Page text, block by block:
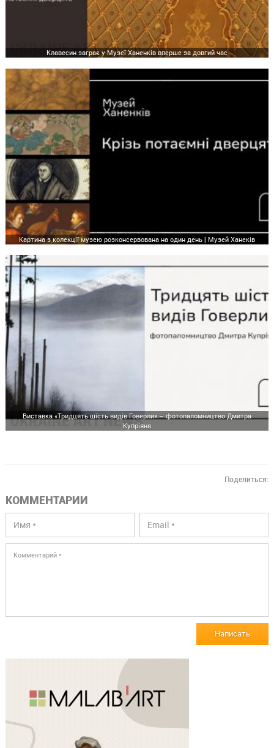
Клавесин заграє у Музеї Ханенків вперше за довгий час
Картина з колекції музею розконсервована на один день | Музей Ханеків
Виставка «Тридцять шість видів Говерли» – фотопаломництво Дмитра
Купріяна
Поделиться:
КОММЕНТАРИИ
Написать